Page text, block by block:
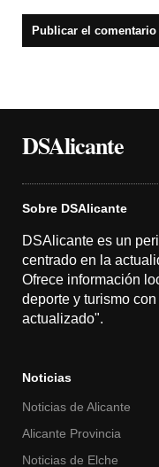
DSAlicante
Sobre DSAlicante
DSAlicante es un
centrado en la
Ofrece información
deporte y turismo
actualizado".
Noticias
Noticias de Alicante
Alicante Provincia
Noticias de Elche